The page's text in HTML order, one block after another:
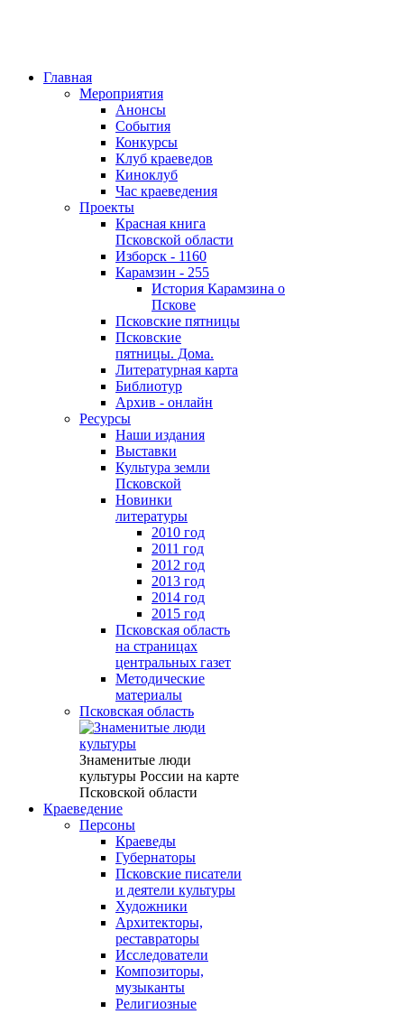
Главная
Мероприятия
Анонсы
События
Конкурсы
Клуб краеведов
Киноклуб
Час краеведения
Проекты
Красная книга
Псковской области
Изборск - 1160
Карамзин - 255
История Карамзина о
Пскове
Псковские пятницы
Псковские
пятницы. Дома.
Литературная карта
Библиотур
Архив - онлайн
Ресурсы
Наши издания
Выставки
Культура земли
Псковской
Новинки
литературы
2010 год
2011 год
2012 год
2013 год
2014 год
2015 год
Псковская область
на страницах
центральных газет
Методические
материалы
Псковская область
Знаменитые люди
культуры России на карте
Псковской области
Краеведение
Персоны
Краеведы
Губернаторы
Псковские писатели
и деятели культуры
Художники
Архитекторы,
реставраторы
Исследователи
Композиторы,
музыканты
Религиозные